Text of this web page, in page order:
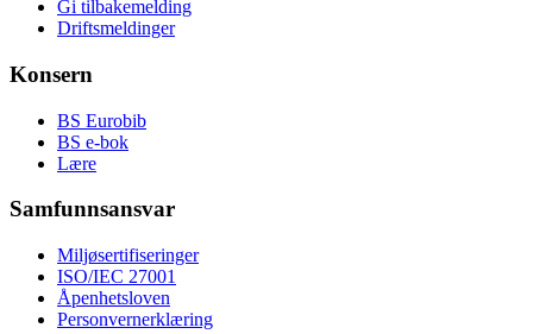
Gi tilbakemelding
Driftsmeldinger
Konsern
BS Eurobib
BS e-bok
Lære
Samfunnsansvar
Miljøsertifiseringer
ISO/IEC 27001
Åpenhetsloven
Personvernerklæring